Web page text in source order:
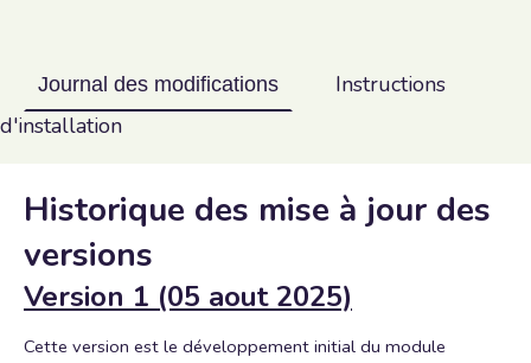
Journal des modifications
Instructions
d'installation
Historique des mise à jour des
versions
Version 1 (05 aout 2025)
Cette version est le développement initial du module